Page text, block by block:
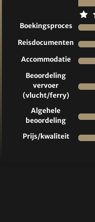
Boekingsproces
Reisdocumenten
Accommodatie
Beoordeling
vervoer
(vlucht/ferry)
Algehele
beoordeling
Prijs/kwaliteit